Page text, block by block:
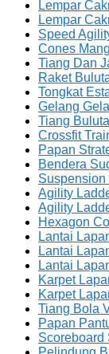
Lempar
Lempar
Speed
Cones
Tiang Dan
Raket
Tongkat
Gelang
Tiang
Crossfit
Papan
Bendera
Agility
Agility
Hexagon
Lantai
Lantai
Lantai
Karpet
Karpet
Tiang Bola
Papan
Scoreboard